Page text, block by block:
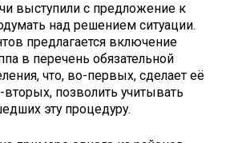
выступили с предложение к
над решением ситуации.
предлагается включение
в перечень обязательной
что, во-первых, сделает её
вторых, позволить учитывать
эту процедуру.